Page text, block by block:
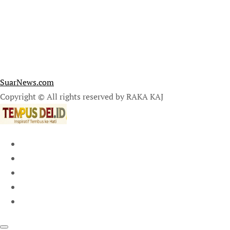
SuarNews.com
Copyright © All rights reserved by RAKA KAJ